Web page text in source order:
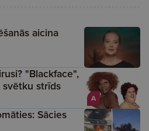
aicina
A
"Blackface",
strīds
Sācies